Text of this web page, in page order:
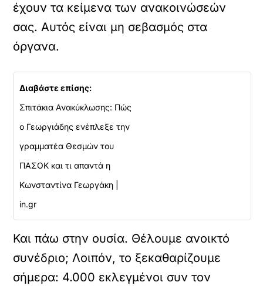
έχουν τα κείμενα των ανακοινώσεών
σας. Αυτός είναι μη σεβασμός στα
όργανα.
Διαβάστε επίσης:
Σπιτάκια Ανακύκλωσης: Πώς
ο Γεωργιάδης ενέπλεξε την
γραμματέα Θεσμών του
ΠΑΣΟΚ και τι απαντά η
Κωνσταντίνα Γεωργάκη |
in.gr
Και πάω στην ουσία. Θέλουμε ανοικτό
συνέδριο; Λοιπόν, το ξεκαθαρίζουμε
σήμερα: 4.000 εκλεγμένοι συν τον